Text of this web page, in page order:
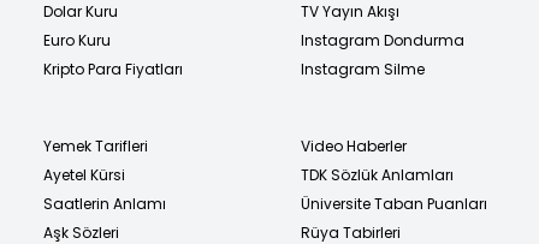
Dolar Kuru
Euro Kuru
Kripto Para Fiyatları
TV Yayın Akışı
Instagram Dondurma
Instagram Silme
Yemek Tarifleri
Ayetel Kürsi
Saatlerin Anlamı
Aşk Sözleri
Video Haberler
TDK Sözlük Anlamları
Üniversite Taban Puanları
Rüya Tabirleri